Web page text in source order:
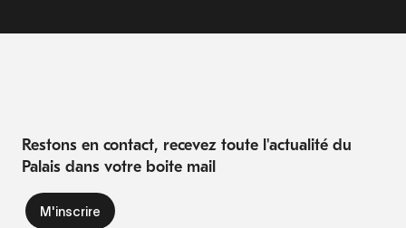
Restons en contact, recevez toute l'actualité du
Palais dans votre boite mail